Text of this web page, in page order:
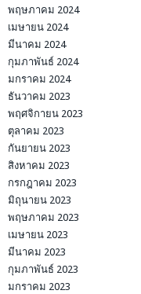
พฤษภาคม 2024
เมษายน 2024
มีนาคม 2024
กุมภาพันธ์ 2024
มกราคม 2024
ธันวาคม 2023
พฤศจิกายน 2023
ตุลาคม 2023
กันยายน 2023
สิงหาคม 2023
กรกฎาคม 2023
มิถุนายน 2023
พฤษภาคม 2023
เมษายน 2023
มีนาคม 2023
กุมภาพันธ์ 2023
มกราคม 2023